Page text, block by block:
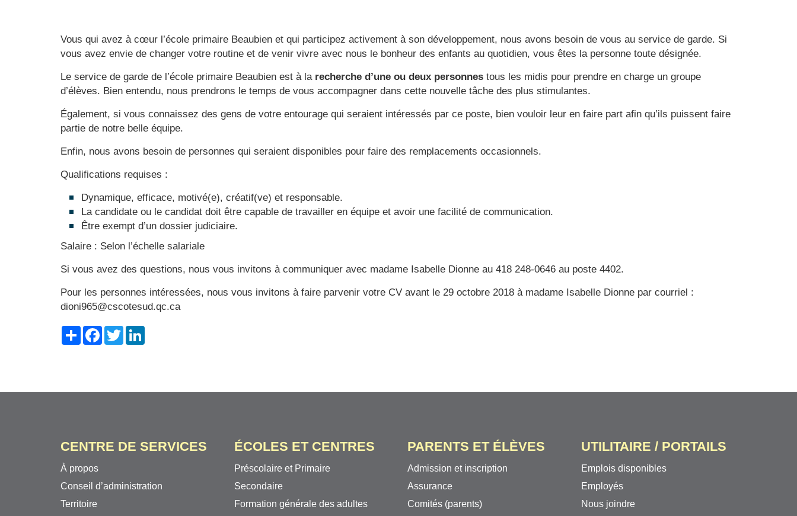
Vous qui avez à cœur l’école primaire Beaubien et qui participez activement à son développement, nous avons besoin de vous au service de garde. Si
vous avez envie de changer votre routine et de venir vivre avec nous le bonheur des enfants au quotidien, vous êtes la personne toute désignée.
Le service de garde de l’école primaire Beaubien est à la recherche d’une ou deux personnes tous les midis pour prendre en charge un groupe
d’élèves. Bien entendu, nous prendrons le temps de vous accompagner dans cette nouvelle tâche des plus stimulantes.
Également, si vous connaissez des gens de votre entourage qui seraient intéressés par ce poste, bien vouloir leur en faire part afin qu’ils puissent faire
partie de notre belle équipe.
Enfin, nous avons besoin de personnes qui seraient disponibles pour faire des remplacements occasionnels.
Qualifications requises :
Dynamique, efficace, motivé(e), créatif(ve) et responsable.
La candidate ou le candidat doit être capable de travailler en équipe et avoir une facilité de communication.
Être exempt d’un dossier judiciaire.
Salaire : Selon l’échelle salariale
Si vous avez des questions, nous vous invitons à communiquer avec madame Isabelle Dionne au 418 248-0646 au poste 4402.
Pour les personnes intéressées, nous vous invitons à faire parvenir votre CV avant le 29 octobre 2018 à madame Isabelle Dionne par courriel :
dioni965@cscotesud.qc.ca
ShareFacebook
Twitter
CENTRE DE SERVICES
À propos
Conseil d’administration
Territoire
ÉCOLES ET CENTRES
Préscolaire et Primaire
Secondaire
Formation générale des adultes
PARENTS ET ÉLÈVES
Admission et inscription
Assurance
Comités (parents)
UTILITAIRE / PORTAILS
Emplois disponibles
Employés
Nous joindre